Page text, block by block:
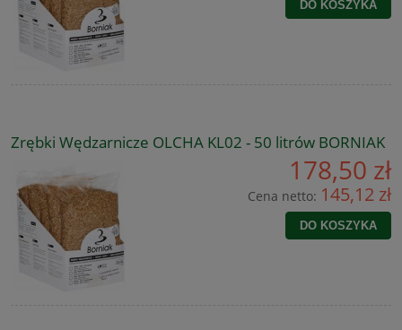
DO KOSZYKA
Zrębki Wędzarnicze OLCHA KL02 - 50 litrów BORNIAK
178,50 zł
Cena netto: 145,12 zł
DO KOSZYKA